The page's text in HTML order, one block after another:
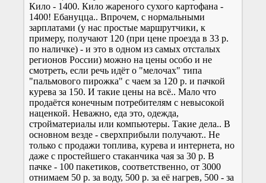
Кило - 1400. Кило жареного сухого картофана -
1400! Ебануцца.. Впрочем, с нормальными
зарплатами (у нас простые маршрутчики, к
примеру, получают 120 (при цене проезда в 33 р.
по наличке) - и это в одном из самых отсталых
регионов России) можно на цены особо и не
смотреть, если речь идёт о "мелочах" типа
"пальмового пирожка" с чаем за 120 р. и пачкой
курева за 150. И такие цены на всё.. Мало что
продаётся конечным потребителям с невысокой
наценкой. Неважно, еда это, одежда,
стройматериалы или компьютеры. Такие дела.. В
основном везде - сверхприбыли получают.. Не
только с продажи топлива, курева и интернета, но
даже с простейшего стаканчика чая за 30 р. В
пачке - 100 пакетиков, соответственно, от 3000
отнимаем 50 р. за воду, 500 р. за её нагрев, 500 - за